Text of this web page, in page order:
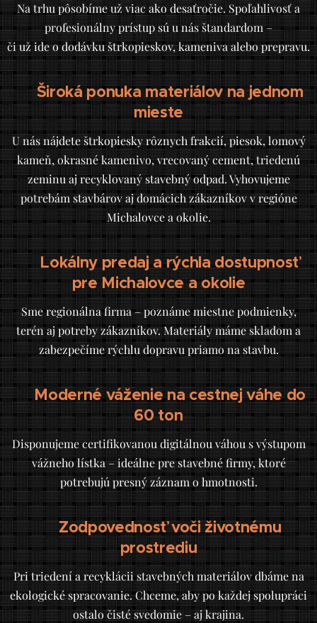
Na trhu pôsobíme už viac ako desaťročie. Spoľahlivosť a
profesionálny prístup sú u nás štandardom –
či už ide o dodávku štrkopieskov, kameniva alebo prepravu.
✅Široká ponuka materiálov na jednom
mieste
U nás nájdete štrkopiesky rôznych frakcií, piesok, lomový
kameň, okrasné kamenivo, vrecovaný cement, triedenú
zeminu aj recyklovaný stavebný odpad. Vyhovujeme
potrebám stavbárov aj domácich zákazníkov v regióne
Michalovce a okolie.
✅ Lokálny predaj a rýchla dostupnosť
pre Michalovce a okolie
Sme regionálna firma – poznáme miestne podmienky,
terén aj potreby zákazníkov. Materiály máme skladom a
zabezpečíme rýchlu dopravu priamo na stavbu.
✅Moderné váženie na cestnej váhe do
60 ton
Disponujeme certifikovanou digitálnou váhou s výstupom
vážneho lístka – ideálne pre stavebné firmy, ktoré
potrebujú presný záznam o hmotnosti.
✅Zodpovednosť voči životnému
prostrediu
Pri triedení a recyklácii stavebných materiálov dbáme na
ekologické spracovanie. Chceme, aby po každej spolupráci
ostalo čisté svedomie – aj krajina.